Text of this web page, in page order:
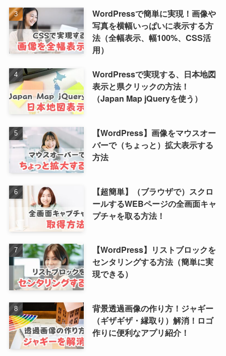
WordPressで簡単に実現！画像や
写真を横幅いっぱいに表示する方
法（全幅表示、幅100%、CSS活
用）
WordPressで実現する、日本地図
表示と県クリックの方法！
（Japan Map jQueryを使う）
【WordPress】画像をマウスオー
バーで（ちょっと）拡大表示する
方法
【超簡単】（ブラウザで）スクロ
ールするWEBページの全画面キャ
プチャを取る方法！
【WordPress】リストブロックを
センタリングする方法（簡単に実
現できる）
背景透過画像の作り方！ジャギー
（ギザギザ・縁取り）解消！ロゴ
作りに便利なアプリ紹介！